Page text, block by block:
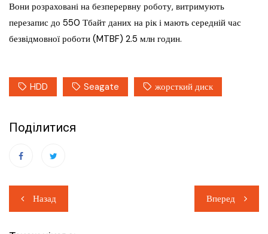
Вони розраховані на безперервну роботу, витримують
перезапис до 550 Тбайт даних на рік і мають середній час
безвідмовної роботи (MTBF) 2.5 млн годин.
HDD Seagate жорсткий диск
Поділитися
Навігація
записів
Назад Вперед